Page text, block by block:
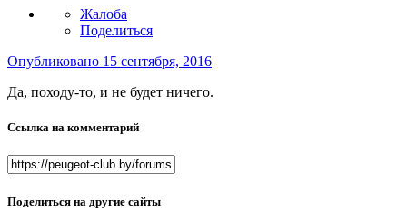
Жалоба
Поделиться
Опубликовано 15 сентября, 2016
Да, походу-то, и не будет ничего.
Ссылка на комментарий
Поделиться на другие сайты